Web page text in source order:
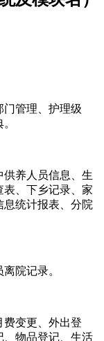
门管理、护理级
养人员信息、生
、下乡记录、家
统计报表、分院
院记录。
费变更、外出登
、物品登记、生活